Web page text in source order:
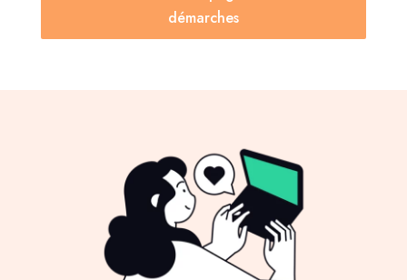
démarches